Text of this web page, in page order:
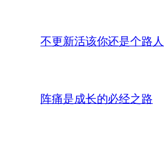
不更新活该你还是个路人
阵痛是成长的必经之路